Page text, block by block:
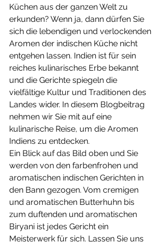
Küchen aus der ganzen Welt zu
erkunden? Wenn ja, dann dürfen Sie
sich die lebendigen und verlockenden
Aromen der indischen Küche nicht
entgehen lassen. Indien ist für sein
reiches kulinarisches Erbe bekannt
und die Gerichte spiegeln die
vielfältige Kultur und Traditionen des
Landes wider. In diesem Blogbeitrag
nehmen wir Sie mit auf eine
kulinarische Reise, um die Aromen
Indiens zu entdecken.
Ein Blick auf das Bild oben und Sie
werden von den farbenfrohen und
aromatischen indischen Gerichten in
den Bann gezogen. Vom cremigen
und aromatischen Butterhuhn bis
zum duftenden und aromatischen
Biryani ist jedes Gericht ein
Meisterwerk für sich. Lassen Sie uns